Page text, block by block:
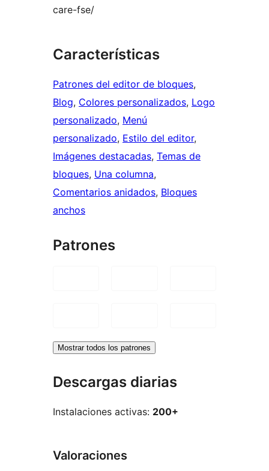
care-fse/
Características
Patrones del editor de bloques
Blog, Colores personalizados, Logo
personalizado, Menú
personalizado, Estilo del editor
Imágenes destacadas, Temas de
bloques, Una columna
Comentarios anidados, Bloques
anchos
Patrones
Mostrar todos los patrones
Descargas diarias
Instalaciones activas: 200+
Valoraciones